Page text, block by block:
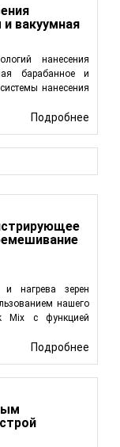
и нагрева зерен
нашего
Mix с функцией
Подробнее
вакуумная
нанесения
барабанное и
нанесения
Подробнее